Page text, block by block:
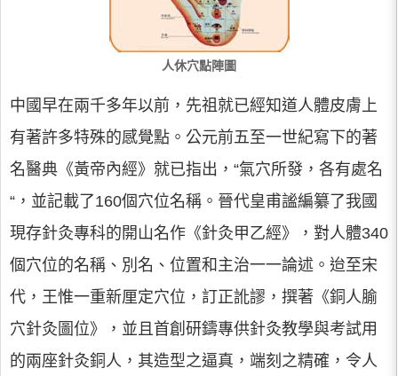
人休穴點陣圖
中國早在兩千多年以前，先祖就已經知道人體皮膚上
有著許多特殊的感覺點。公元前五至一世紀寫下的著
名醫典《黃帝內經》就已指出，“氣穴所發，各有處名
“，並記載了160個穴位名稱。晉代皇甫謐編纂了我國
現存針灸專科的開山名作《針灸甲乙經》，對人體340
個穴位的名稱、別名、位置和主治一一論述。迨至宋
代，王惟一重新厘定穴位，訂正訛謬，撰著《銅人腧
穴針灸圖位》，並且首創研鑄專供針灸教學與考試用
的兩座針灸銅人，其造型之逼真，端刻之精確，令人